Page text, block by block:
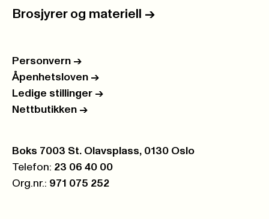
Brosjyrer og materiell ->
Personvern ->
Åpenhetsloven ->
Ledige stillinger ->
Nettbutikken ->
Postboks:
Boks 7003 St. Olavsplass, 0130 Oslo
Telefon: 23 06 40 00
Org.nr.: 971 075 252